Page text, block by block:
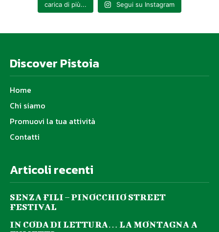
carica di più... Segui su Instagram
Discover Pistoia
Home
Chi siamo
Promuovi la tua attività
Contatti
Articoli recenti
SENZA FILI – PINOCCHIO STREET
FESTIVAL
IN CODA DI LETTURA… LA MONTAGNA A